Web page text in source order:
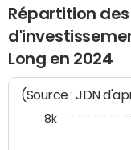
Répartition
Long en 2024
(Source : JDN
8k